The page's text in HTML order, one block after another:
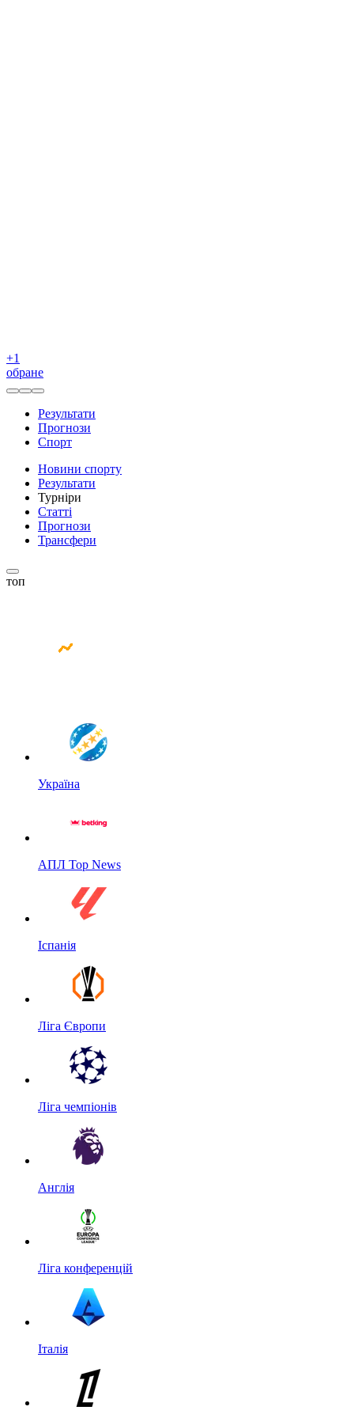
+1
обране
Результати
Прогнози
Спорт
Новини спорту
Результати
Турніри
Статті
Прогнози
Трансфери
топ
Україна
АПЛ Top News
Іспанія
Ліга Європи
Ліга чемпіонів
Англія
Ліга конференцій
Італія